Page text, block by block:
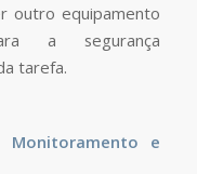
outro equipamento
a segurança
tarefa.
Monitoramento e